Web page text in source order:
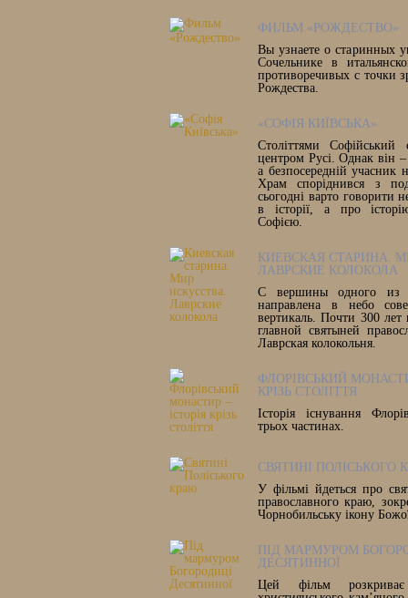
ФИЛЬМ «РОЖДЕСТВО»
Вы узнаете о старинных
Сочельнике в
противоречивых с точки
Рождества.
«СОФІЯ КИЇВСЬКА»
Століттями
центром Русі. Однак він
а безпосередній учасник
Храм споріднився з
сьогодні варто говорити
в історії, а про
Софією.
КИЕВСКАЯ СТАРИНА.
ЛАВРСКИЕ КОЛОКОЛА
С вершины одного из
направлена в небо
вертикаль. Почти 300 лет
главной святыней
Лаврская колокольня.
ФЛОРІВСЬКИЙ
КРІЗЬ СТОЛІТТЯ
Історія існування
трьох частинах.
СВЯТИНІ ПОЛІСЬКОГО
У фільмі йдеться про
православного краю,
Чорнобильську ікону
ПІД МАРМУРОМ
ДЕСЯТИННОЇ
Цей фільм